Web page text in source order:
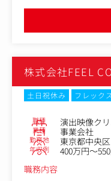
主に業務の質と速度
スタッフの成長促進
く就業できる面も魅力で
株式会社FEEL
土日祝休み フレック
職種 演出映像ク
業種 事業会社
勤務地 東京都中央区
年収例
400万円～
職務内容